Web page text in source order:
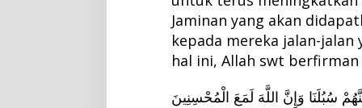
Jaminan yang akan
kepada mereka jalan-
hal ini, Allah swt berfirman
سُبُلَنَا وَإِنَّ اللَّهَ لَمَعَ الْمُحْسِنِينَ